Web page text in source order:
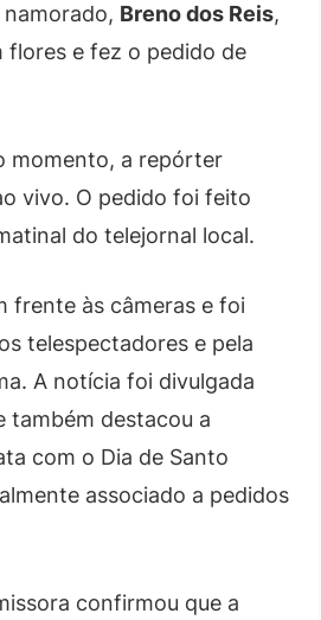
Breno dos Reis,
flores e fez o pedido de
momento, a repórter
vivo. O pedido foi feito
do telejornal local.
frente às câmeras e foi
telespectadores e pela
A notícia foi divulgada
também destacou a
com o Dia de Santo
associado a pedidos
confirmou que a